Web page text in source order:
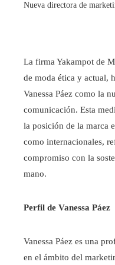
Nueva directora de
La firma Yakampot de
de moda ética y actual,
Vanessa Páez como la
comunicación. Esta
la posición de la marca
como internacionales,
compromiso con la
mano.​
Perfil de Vanessa Páez
Vanessa Páez es una
en el ámbito del